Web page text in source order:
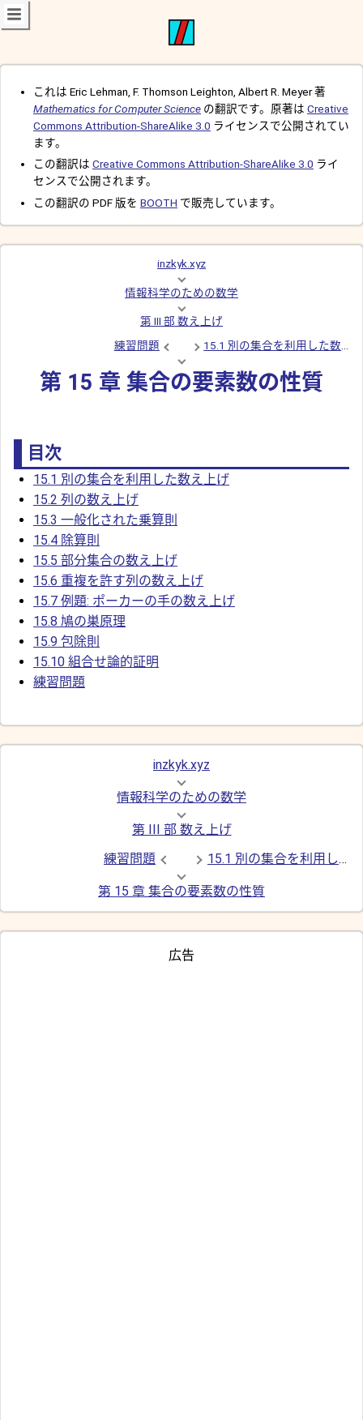
これは Eric Lehman, F. Thomson Leighton, Albert R. Meyer 著
Mathematics for Computer Science の翻訳です。原著は Creative
Commons Attribution-ShareAlike 3.0 ライセンスで公開されてい
ます。
この翻訳は Creative Commons Attribution-ShareAlike 3.0 ライ
センスで公開されます。
この翻訳の PDF 版を BOOTH で販売しています。
inzkyk.xyz
情報科学のための数学
第 III 部 数え上げ
練習問題
15.1 別の集合を利用した数え上げ
第 15 章 集合の要素数の性質
目次
15.1 別の集合を利用した数え上げ
15.2 列の数え上げ
15.3 一般化された乗算則
15.4 除算則
15.5 部分集合の数え上げ
15.6 重複を許す列の数え上げ
15.7 例題: ポーカーの手の数え上げ
15.8 鳩の巣原理
15.9 包除則
15.10 組合せ論的証明
練習問題
inzkyk.xyz
情報科学のための数学
第 III 部 数え上げ
練習問題
15.1 別の集合を利用した数え上げ
第 15 章 集合の要素数の性質
広告